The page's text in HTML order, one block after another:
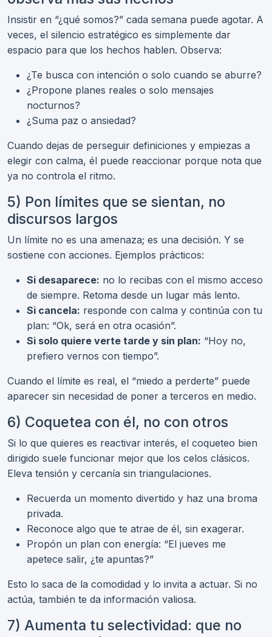
Insistir en “¿qué somos?” cada semana puede agotar. A
veces, el silencio estratégico es simplemente dar
espacio para que los hechos hablen. Observa:
¿Te busca con intención o solo cuando se aburre?
¿Propone planes reales o solo mensajes
nocturnos?
¿Suma paz o ansiedad?
Cuando dejas de perseguir definiciones y empiezas a
elegir con calma, él puede reaccionar porque nota que
ya no controla el ritmo.
5) Pon límites que se sientan, no
discursos largos
Un límite no es una amenaza; es una decisión. Y se
sostiene con acciones. Ejemplos prácticos:
Si desaparece: no lo recibas con el mismo acceso
de siempre. Retoma desde un lugar más lento.
Si cancela: responde con calma y continúa con tu
plan: “Ok, será en otra ocasión”.
Si solo quiere verte tarde y sin plan: “Hoy no,
prefiero vernos con tiempo”.
Cuando el límite es real, el “miedo a perderte” puede
aparecer sin necesidad de poner a terceros en medio.
6) Coquetea con él, no con otros
Si lo que quieres es reactivar interés, el coqueteo bien
dirigido suele funcionar mejor que los celos clásicos.
Eleva tensión y cercanía sin triangulaciones.
Recuerda un momento divertido y haz una broma
privada.
Reconoce algo que te atrae de él, sin exagerar.
Propón un plan con energía: “El jueves me
apetece salir, ¿te apuntas?”
Esto lo saca de la comodidad y lo invita a actuar. Si no
actúa, también te da información valiosa.
7) Aumenta tu selectividad: que no